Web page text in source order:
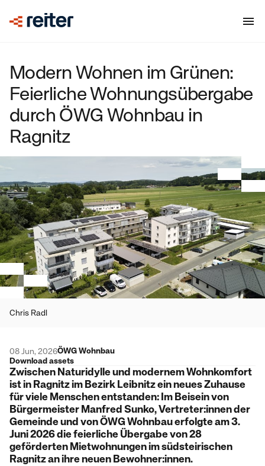
Modern Wohnen im Grünen:
Feierliche Wohnungsübergabe
durch ÖWG Wohnbau in
Ragnitz
Chris Radl
08 Jun, 2026ÖWG Wohnbau
Download assets
Zwischen Naturidylle und modernem Wohnkomfort
ist in Ragnitz im Bezirk Leibnitz ein neues Zuhause
für viele Menschen entstanden: Im Beisein von
Bürgermeister Manfred Sunko, Vertreter:innen der
Gemeinde und von ÖWG Wohnbau erfolgte am 3.
Juni 2026 die feierliche Übergabe von 28
geförderten Mietwohnungen im südsteirischen
Ragnitz an ihre neuen Bewohner:innen.